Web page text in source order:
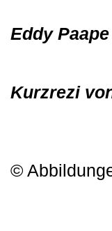
Eddy
Kurzrezi
©